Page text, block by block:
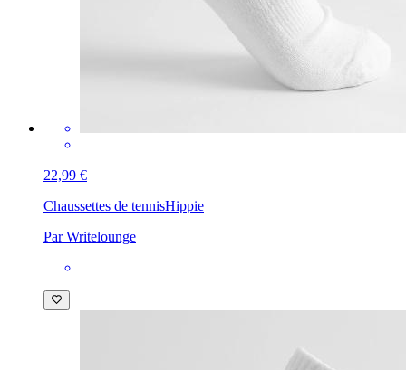
22,99 €
Chaussettes de tennisHippie
Par Writelounge